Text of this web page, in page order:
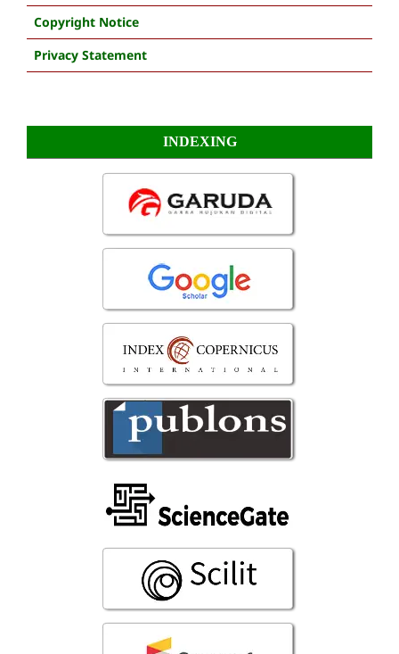
Copyright Notice
Privacy Statement
INDEXING